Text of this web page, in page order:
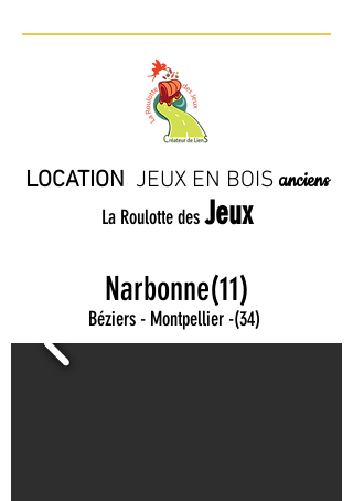
LOCATION JEUX EN BOIS anciens
La Roulotte des Jeux
Narbonne(11)
Béziers - Montpellier -(34)